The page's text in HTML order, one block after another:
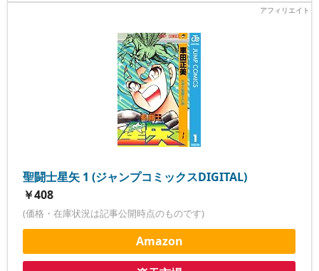
聖闘士星矢 1 (ジャンプコミックスDIGITAL)
￥408
(価格・在庫状況は記事公開時点のものです)
Amazon